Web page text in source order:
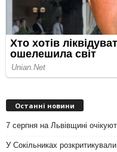
Останні новини
7 серпня на Львівщині
У Сокільниках